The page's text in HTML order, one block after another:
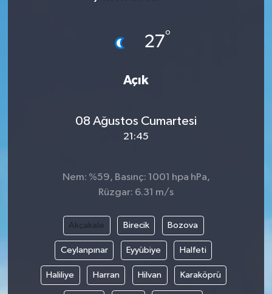
27°
Açık
08 Ağustos Cumartesi
21:45
Nem: %59, Basınç: 1001 hpa hPa,
Rüzgar: 6.31 m/s
Akçakale Birecik Bozova
Ceylanpınar Eyyübiye Halfeti
Haliliye Harran Hilvan Karaköprü
DÜNYA
MEDYA
OTOMOTİV